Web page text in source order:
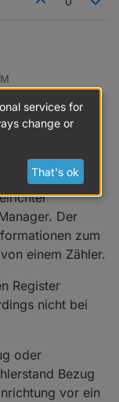
da mein
auch
Der
zum
einem Zähler.
Register
nicht bei
oder
Bezug
vor ein
services for
change or
That's ok